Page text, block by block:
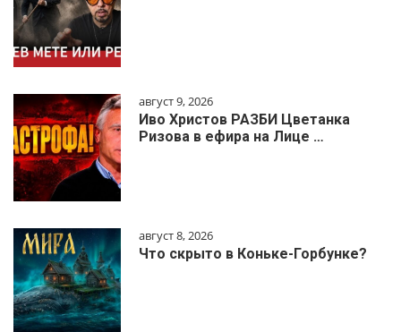
август 9, 2026
Иво Христов РАЗБИ Цветанка
Ризова в ефира на Лице …
август 8, 2026
Что скрыто в Коньке-Горбунке?